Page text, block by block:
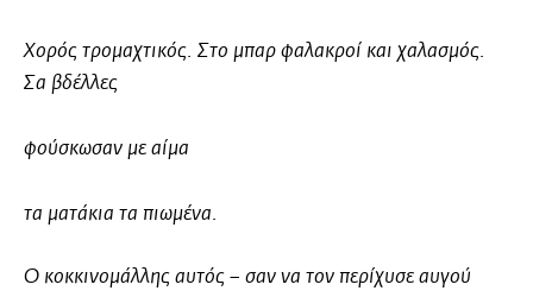
Χορός τρομαχτικός. Στο μπαρ φαλακροί και χαλασμός.
Σα βδέλλες
φούσκωσαν με αίμα
τα ματάκια τα πιωμένα.
Ο κοκκινομάλλης αυτός – σαν να τον περίχυσε αυγού